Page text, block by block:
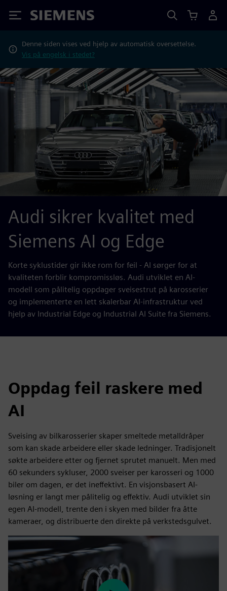
Siemens
Denne siden vises ved hjelp av automatisk oversettelse.
Vis på engelsk i stedet?
Audi sikrer kvalitet med
Siemens AI og Edge
Korte syklustider gir ikke rom for feil - AI sørger for at
kvaliteten forblir kompromissløs. Audi utviklet en AI-
modell som pålitelig oppdager sveisestrut på karosserier
og implementerte en lett skalerbar AI-infrastruktur ved
hjelp av Industrial Edge og Industrial AI Suite fra Siemens.
Oppdag feil raskere med
AI
Sveising av bilkarosserier skaper smeltede metalldråper
som kan skade arbeidere eller skade ledninger. Tradisjonelt
søkte arbeidere etter og fjernet sprutet manuelt. Men med
60 sekunders sykluser, 2000 sveiser per karosseri og 1000
biler om dagen, er det ineffektivt. En visjonsbasert AI-
løsning er langt mer pålitelig og effektiv. Audi utviklet sin
egen AI-modell, trente den i skyen med bilder fra åtte
kameraer, og distribuerte den direkte på verkstedsgulvet.